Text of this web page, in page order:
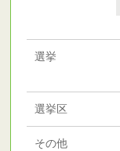
選挙
選挙区
その他